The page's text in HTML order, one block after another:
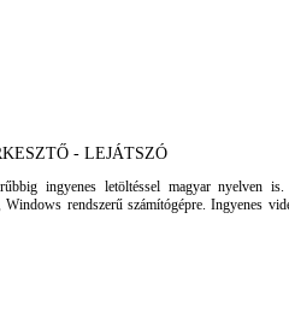
- LEJÁTSZÓ
ingyenes letöltéssel magyar nyelven
rendszerű számítógépre. Ingyenes